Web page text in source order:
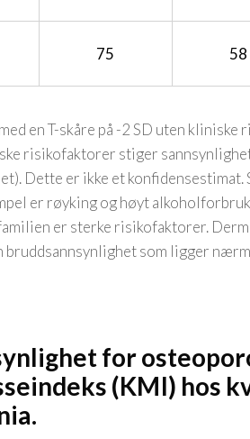
75 58
en T-skåre på -2 SD uten
risikofaktorer stiger
Dette er ikke et
er røyking og høyt
er sterke risikofaktorer.
bruddsannsynlighet som ligger
for
(KMI) hos